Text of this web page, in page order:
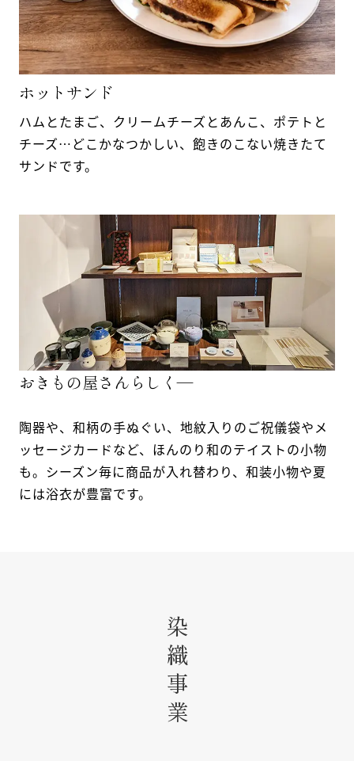
ホットサンド
ハムとたまご、クリームチーズとあんこ、ポテトと
チーズ…どこかなつかしい、飽きのこない焼きたて
サンドです。
おきもの屋さんらしく―
陶器や、和柄の手ぬぐい、地紋入りのご祝儀袋やメ
ッセージカードなど、ほんのり和のテイストの小物
も。シーズン毎に商品が入れ替わり、和装小物や夏
には浴衣が豊富です。
染織事業